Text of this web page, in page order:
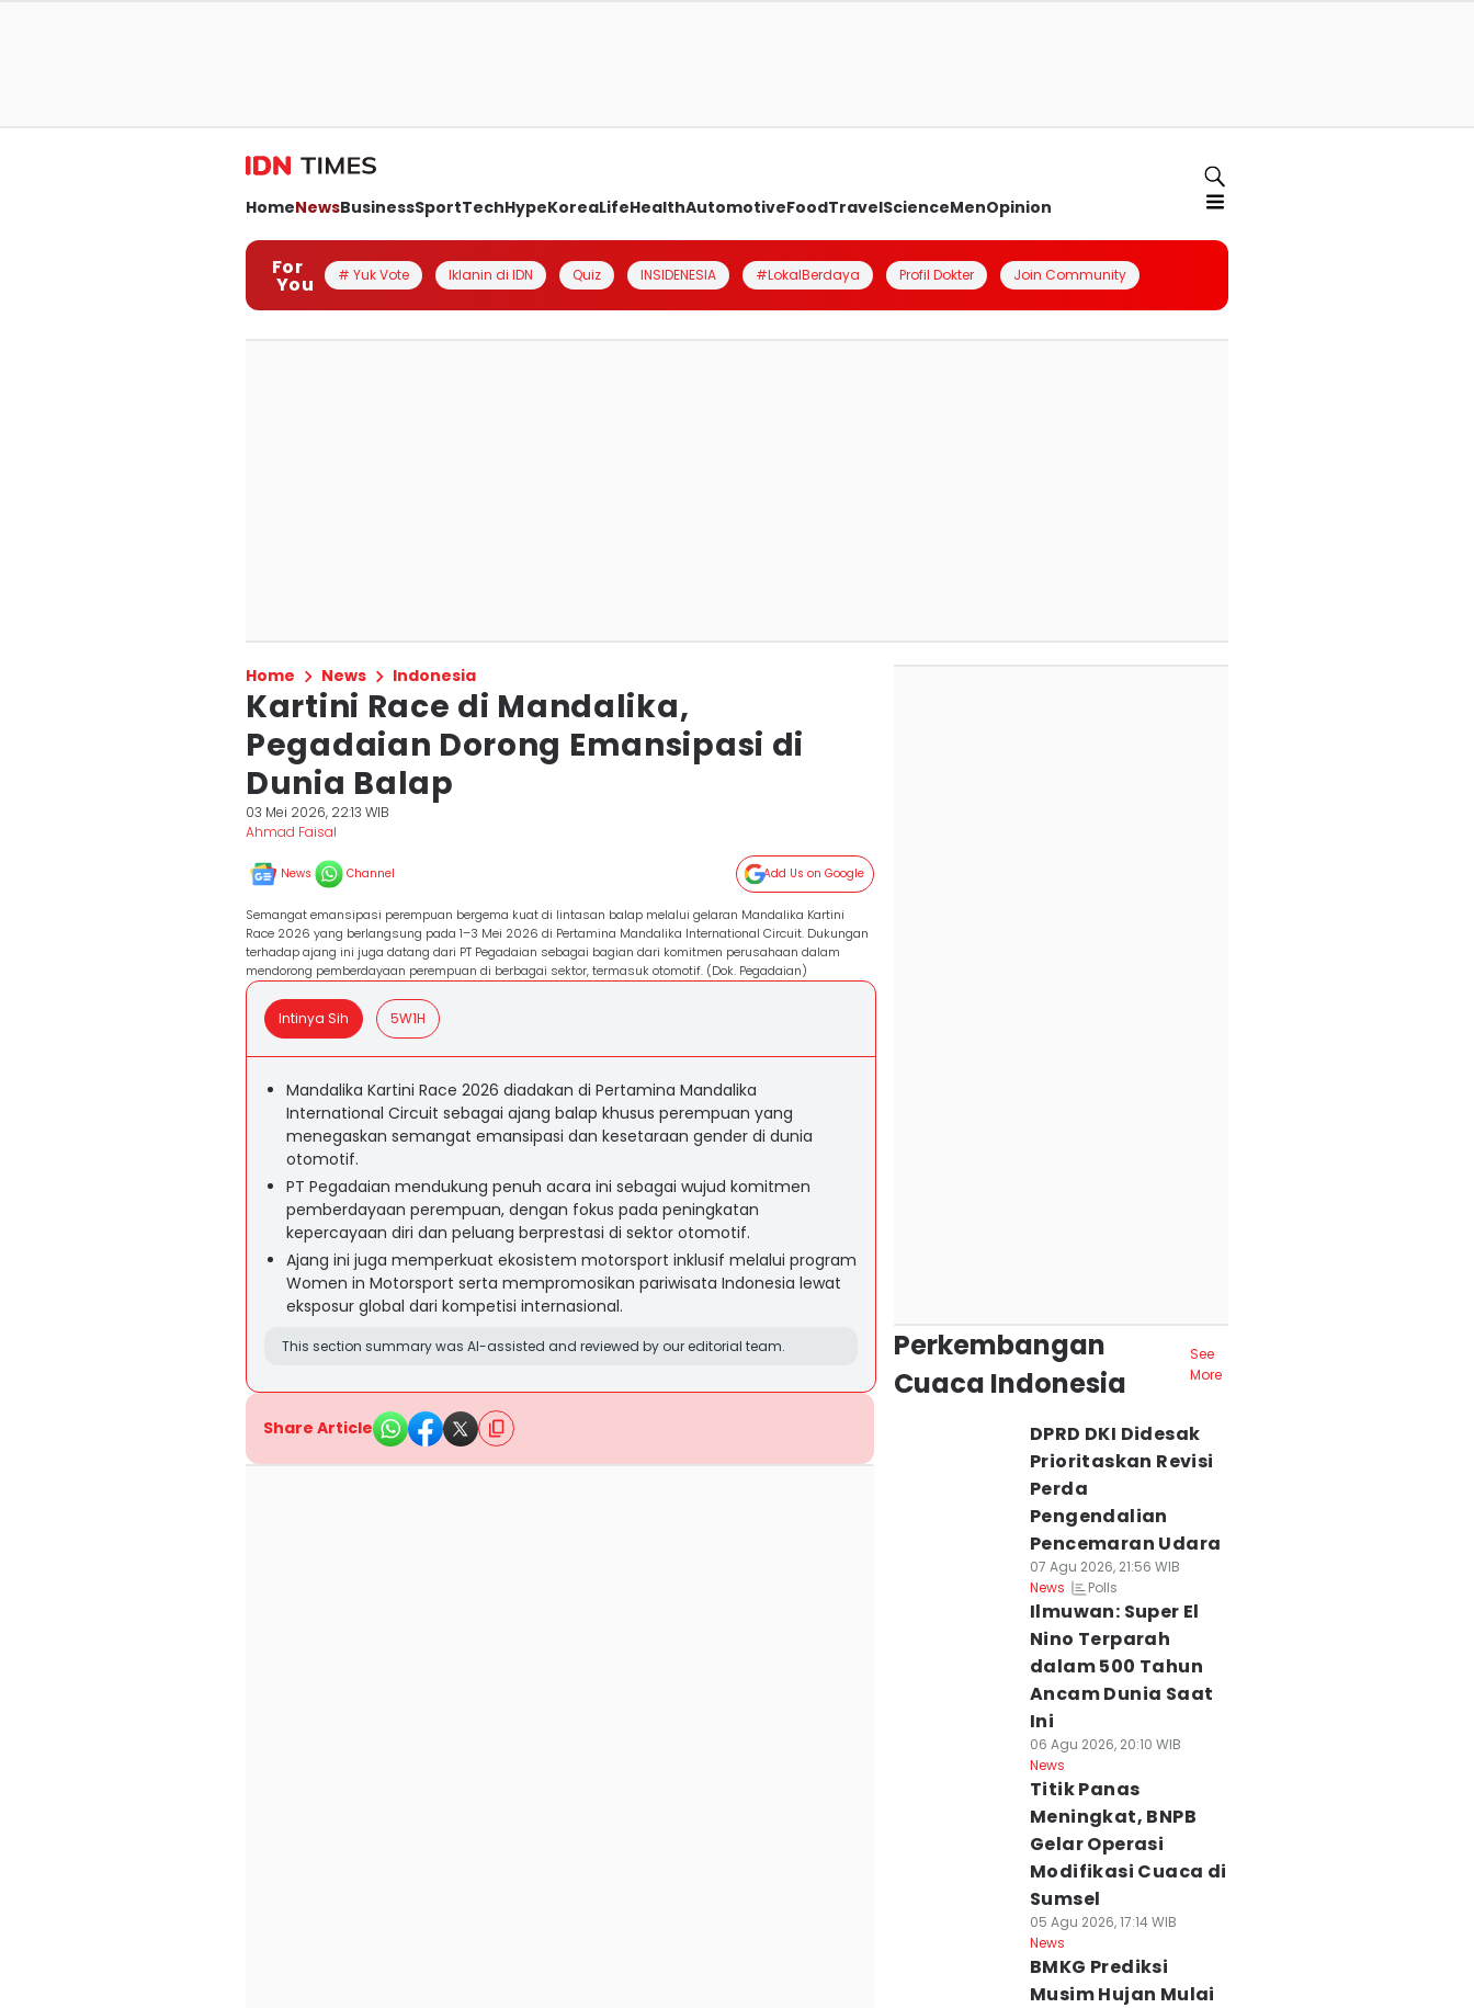
HomeNewsBusinessSportTechHypeKoreaLifeHealthAutomotiveFoodTravelScienceMenOpinion
For
You # Yuk Vote Iklanin di IDN Quiz INSIDENESIA #LokalBerdaya Profil Dokter Join Community
Home News Indonesia
Kartini Race di Mandalika,
Pegadaian Dorong Emansipasi di
Dunia Balap
03 Mei 2026, 22:13 WIB
Ahmad Faisal
News Channel Add Us on Google
Semangat emansipasi perempuan bergema kuat di lintasan balap melalui gelaran Mandalika Kartini
Race 2026 yang berlangsung pada 1–3 Mei 2026 di Pertamina Mandalika International Circuit. Dukungan
terhadap ajang ini juga datang dari PT Pegadaian sebagai bagian dari komitmen perusahaan dalam
mendorong pemberdayaan perempuan di berbagai sektor, termasuk otomotif. (Dok. Pegadaian)
Intinya Sih 5W1H
Mandalika Kartini Race 2026 diadakan di Pertamina Mandalika
International Circuit sebagai ajang balap khusus perempuan yang
menegaskan semangat emansipasi dan kesetaraan gender di dunia
otomotif.
PT Pegadaian mendukung penuh acara ini sebagai wujud komitmen
pemberdayaan perempuan, dengan fokus pada peningkatan
kepercayaan diri dan peluang berprestasi di sektor otomotif.
Ajang ini juga memperkuat ekosistem motorsport inklusif melalui program
Women in Motorsport serta mempromosikan pariwisata Indonesia lewat
eksposur global dari kompetisi internasional.
This section summary was AI-assisted and reviewed by our editorial team.
Share Article
Perkembangan
Cuaca Indonesia
See
More
DPRD DKI Didesak
Prioritaskan Revisi
Perda
Pengendalian
Pencemaran Udara
07 Agu 2026, 21:56 WIB
News
Polls
Ilmuwan: Super El
Nino Terparah
dalam 500 Tahun
Ancam Dunia Saat
Ini
06 Agu 2026, 20:10 WIB
News
Titik Panas
Meningkat, BNPB
Gelar Operasi
Modifikasi Cuaca di
Sumsel
05 Agu 2026, 17:14 WIB
News
BMKG Prediksi
Musim Hujan Mulai